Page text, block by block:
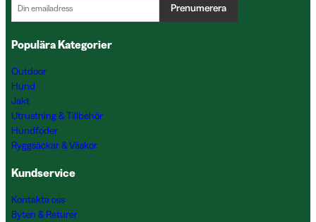
Prenumerera
Populära Kategorier
Outdoor
Hund
Jakt
Utrustning & Tillbehör
Hundfoder
Ryggsäckar & Väskor
Kundservice
Kontakta oss
Byten & Returer